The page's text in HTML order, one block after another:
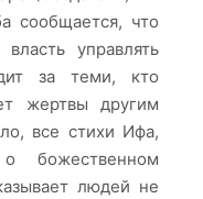
сообщается, что
управлять
за теми, кто
жертвы другим
все стихи Ифа,
людей не